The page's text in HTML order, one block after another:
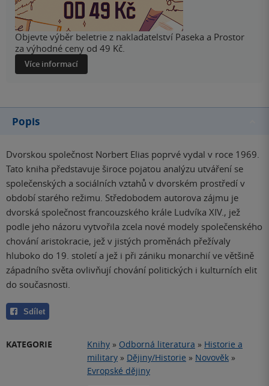
Objevte výběr beletrie z nakladatelství Paseka a Prostor
za výhodné ceny od 49 Kč.
Více informací
Popis
Dvorskou společnost Norbert Elias poprvé vydal v roce 1969.
Tato kniha představuje široce pojatou analýzu utváření se
společenských a sociálních vztahů v dvorském prostředí v
období starého režimu. Středobodem autorova zájmu je
dvorská společnost francouzského krále Ludvíka XIV., jež
podle jeho názoru vytvořila zcela nové modely společenského
chování aristokracie, jež v jistých proměnách přežívaly
hluboko do 19. století a jež i při zániku monarchií ve většině
západního světa ovlivňují chování politických i kulturních elit
do současnosti.
Sdílet
KATEGORIE Knihy » Odborná literatura » Historie a
military » Dějiny/Historie » Novověk »
Evropské dějiny